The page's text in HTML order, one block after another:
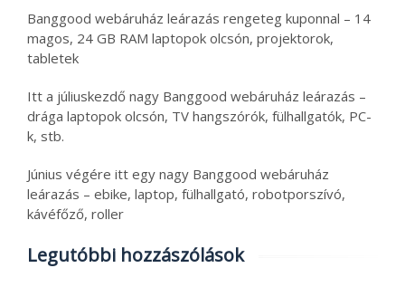
Banggood webáruház leárazás rengeteg kuponnal – 14
magos, 24 GB RAM laptopok olcsón, projektorok,
tabletek
Itt a júliuskezdő nagy Banggood webáruház leárazás –
drága laptopok olcsón, TV hangszórók, fülhallgatók, PC-
k, stb.
Június végére itt egy nagy Banggood webáruház
leárazás – ebike, laptop, fülhallgató, robotporszívó,
kávéfőző, roller
Legutóbbi hozzászólások